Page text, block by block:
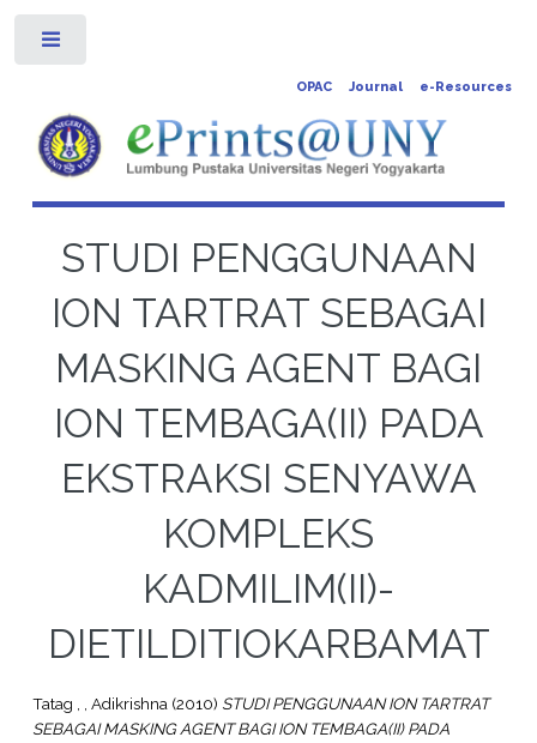
OPAC Journal e-Resources
STUDI PENGGUNAAN
ION TARTRAT SEBAGAI
MASKING AGENT BAGI
ION TEMBAGA(II) PADA
EKSTRAKSI SENYAWA
KOMPLEKS
KADMILIM(II)-
DIETILDITIOKARBAMAT
Tatag , , Adikrishna(2010) STUDI PENGGUNAAN ION TARTRAT
SEBAGAI MASKING AGENT BAGI ION TEMBAGA(II) PADA